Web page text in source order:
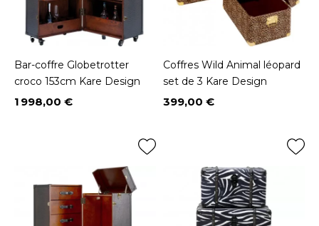
Bar-coffre Globetrotter
croco 153cm Kare Design
Prix
1 998,00 €
Coffres Wild Animal léopard
set de 3 Kare Design
Prix
399,00 €